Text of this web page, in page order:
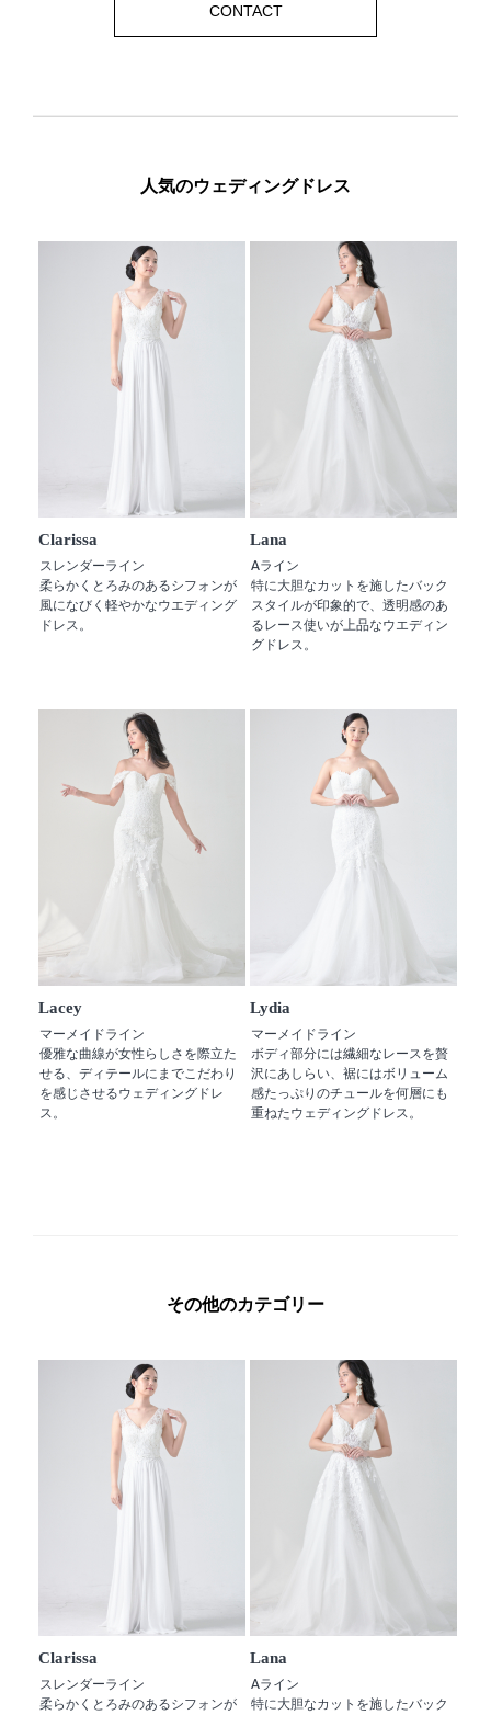
CONTACT
人気のウェディングドレス
Clarissa
スレンダーライン
柔らかくとろみのあるシフォンが
風になびく軽やかなウエディング
ドレス。
Lana
Aライン
特に大胆なカットを施したバック
スタイルが印象的で、透明感のあ
るレース使いが上品なウエディン
グドレス。
Lacey
マーメイドライン
優雅な曲線が女性らしさを際立た
せる、ディテールにまでこだわり
を感じさせるウェディングドレ
ス。
Lydia
マーメイドライン
ボディ部分には繊細なレースを贅
沢にあしらい、裾にはボリューム
感たっぷりのチュールを何層にも
重ねたウェディングドレス。
その他のカテゴリー
Clarissa
スレンダーライン
柔らかくとろみのあるシフォンが
Lana
Aライン
特に大胆なカットを施したバック